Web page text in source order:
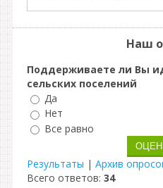
Наш
Поддерживаете ли Вы
сельских поселений
Да
Нет
Все равно
Результаты | Архив
Всего ответов: 34